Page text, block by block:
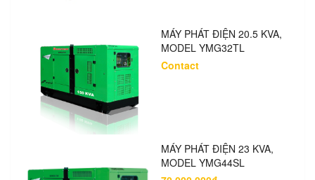
MÁY PHÁT ĐIỆN 20.5 KVA,
MODEL YMG32TL
Contact
MÁY PHÁT ĐIỆN 23 KVA,
MODEL YMG44SL